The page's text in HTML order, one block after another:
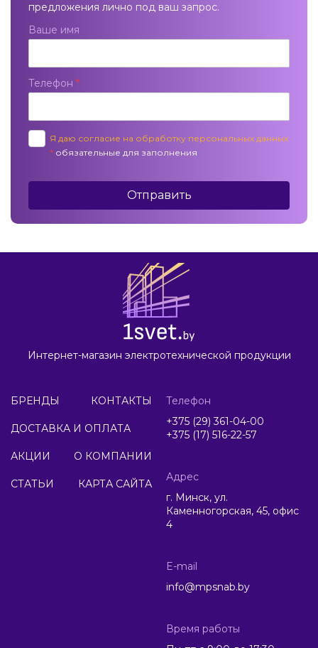
предложения лично под ваш запрос.
Ваше имя
Телефон *
Отправить
Я даю согласие на обработку персональных данных
* обязательные для заполнения
Интернет-магазин электротехнической продукции
БРЕНДЫ КОНТАКТЫ
ДОСТАВКА И ОПЛАТА
АКЦИИ О КОМПАНИИ
СТАТЬИ КАРТА САЙТА
Телефон
+375 (29) 361-04-00
+375 (17) 516-22-57
Адрес
г. Минск, ул.
Каменногорская, 45, офис
4
E-mail
info@mpsnab.by
Время работы